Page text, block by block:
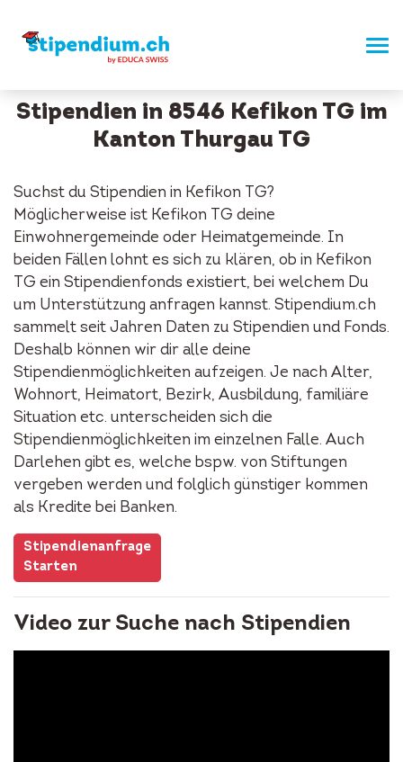
Stipendien in 8546 Kefikon TG im
Kanton Thurgau TG
Suchst du Stipendien in Kefikon TG?
Möglicherweise ist Kefikon TG deine
Einwohnergemeinde oder Heimatgemeinde. In
beiden Fällen lohnt es sich zu klären, ob in Kefikon
TG ein Stipendienfonds existiert, bei welchem Du
um Unterstützung anfragen kannst. Stipendium.ch
sammelt seit Jahren Daten zu Stipendien und Fonds.
Deshalb können wir dir alle deine
Stipendienmöglichkeiten aufzeigen. Je nach Alter,
Wohnort, Heimatort, Bezirk, Ausbildung, familiäre
Situation etc. unterscheiden sich die
Stipendienmöglichkeiten im einzelnen Falle. Auch
Darlehen gibt es, welche bspw. von Stiftungen
vergeben werden und folglich günstiger kommen
als Kredite bei Banken.
Stipendienanfrage
Starten
Video zur Suche nach Stipendien